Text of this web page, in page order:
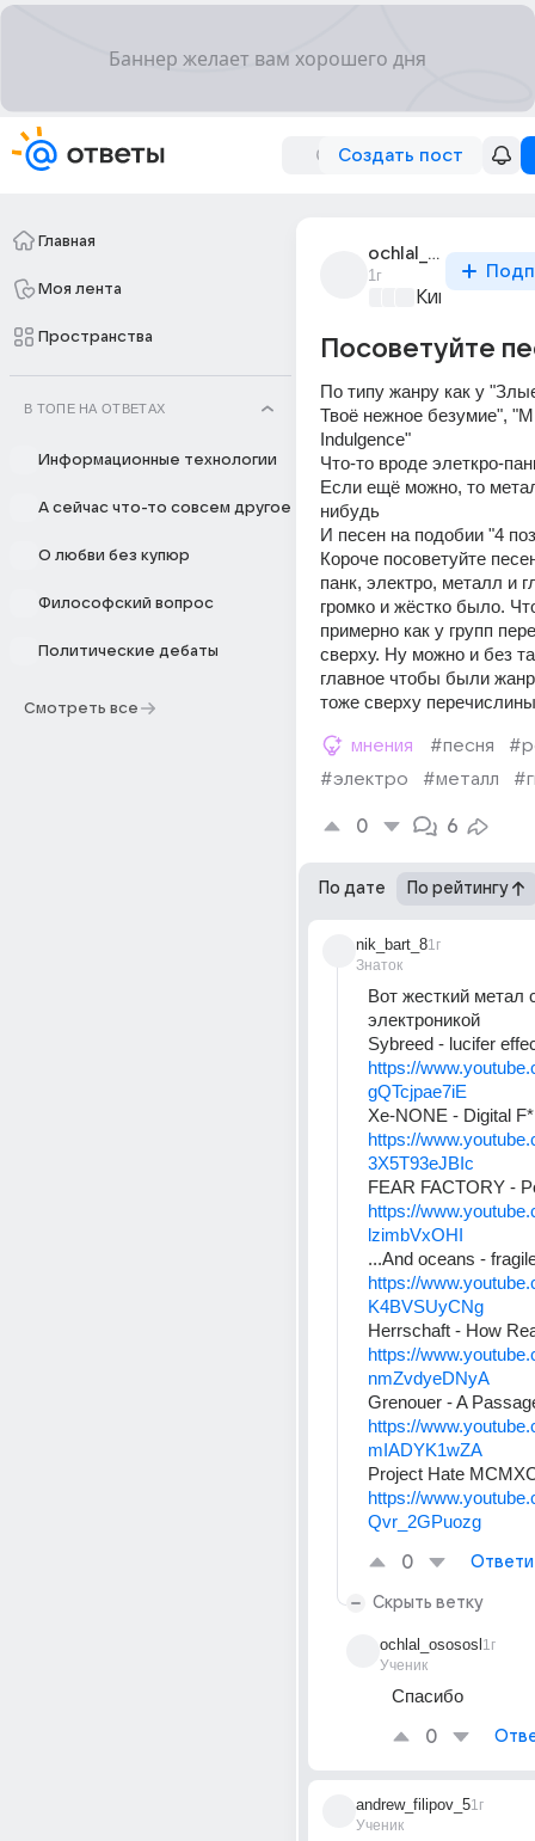
Создать пост
Главная
Моя лента
Пространства
В ТОПЕ НА ОТВЕТАХ
Информационные технологии
А сейчас что-то совсем другое
О любви без купюр
Философский вопрос
Политические дебаты
Смотреть все
ochlal_osososl
1г
Киномания
Посоветуйте
По типу жанру как у
Твоё нежное безумие",
Indulgence"
Что-то вроде элеткро-
Если ещё можно, то
нибудь
И песен на подобии "4
Короче посоветуйте
панк, электро, металл и
громко и жёстко было.
примерно как у групп
сверху. Ну можно и без
главное чтобы были
тоже сверху
мнения #песня
#электро
#металл
0 6
По дате По рейтингу
nik_bart_8
Знаток
1г
Вот жесткий метал
электроникой
Sybreed - lucifer
https://
gQTcjpae7iE
Xe-NONE - Digital
https://
3X5T93eJBIc
FEAR FACTORY -
https://
lzimbVxOHI
...And oceans -
https://
K4BVSUyCNg
Herrschaft - How
https://
nmZvdyeDNyA
Grenouer - A
https://
mIADYK1wZA
Project Hate
https://
Qvr_2GPuozg
0
Скрыть ветку
ochlal_osososl
Ученик
1г
Спасибо
0
andrew_filipov_5
Ученик
1г